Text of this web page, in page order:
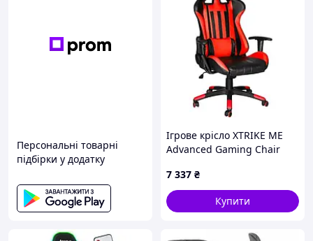
Персональні товарні
підбірки у додатку
Ігрове крісло XTRIKE ME
Advanced Gaming Chair
7 337 ₴
Купити